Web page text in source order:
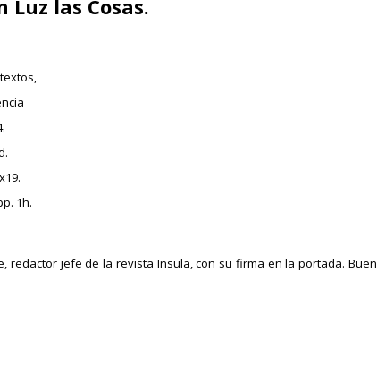
Luz las Cosas.
1h.
redactor jefe de la revista Insula, con su firma en la portada. Buen